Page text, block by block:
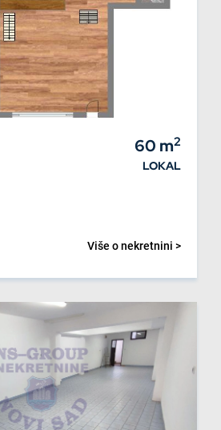
60 m2
LOKAL
Više o nekretnini >